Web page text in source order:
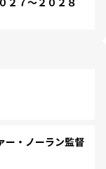
・ノーラン監督